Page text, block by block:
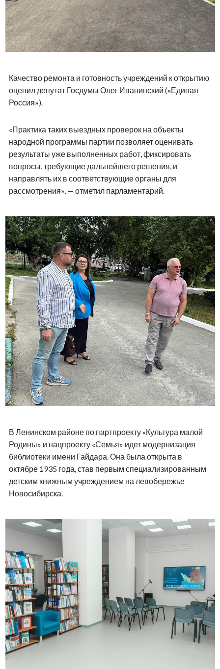
Качество ремонта и готовность учреждений к открытию
оценил депутат Госдумы Олег Иванинский («Единая
Россия»).
«Практика таких выездных проверок на объекты
народной программы партии позволяет оценивать
результаты уже выполненных работ, фиксировать
вопросы, требующие дальнейшего решения, и
направлять их в соответствующие органы для
рассмотрения», — отметил парламентарий.
В Ленинском районе по партпроекту «Культура малой
Родины» и нацпроекту «Семья» идет модернизация
библиотеки имени Гайдара. Она была открыта в
октябре 1935 года, став первым специализированным
детским книжным учреждением на левобережье
Новосибирска.